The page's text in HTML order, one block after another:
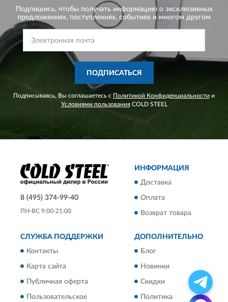
Подпишись, чтобы получать информацию о эксклюзивных
предложениях, поступлениях, событиях и многом другом
ПОДПИСАТЬСЯ
Подписываясь, Вы соглашаетесь с Политикой Конфиденциальности и
Условиями пользованияCOLD STEEL
8 (495) 374-99-40
ПН-ВС 9:00-21:00
ИНФОРМАЦИЯ
Доставка
Оплата
Возврат товара
СЛУЖБА ПОДДЕРЖКИ
Контакты
Карта сайта
Публичная оферта
Пользовательское
ДОПОЛНИТЕЛЬНО
Блог
Новинки
Скидки
Политика